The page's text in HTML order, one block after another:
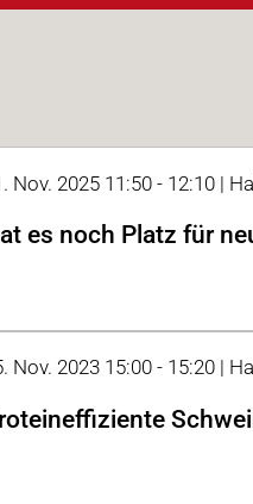
Nov. 2025 11:50 - 12:10 |
es noch Platz für
Nov. 2023 15:00 - 15:20 |